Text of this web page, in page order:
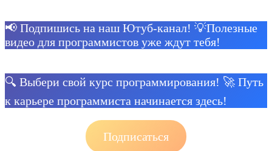
📢 Подпишись на наш Ютуб-канал! 💡Полезные
видео для программистов уже ждут тебя!
🔍 Выбери свой курс программирования! 🚀 Путь
к карьере программиста начинается здесь!
Подписаться